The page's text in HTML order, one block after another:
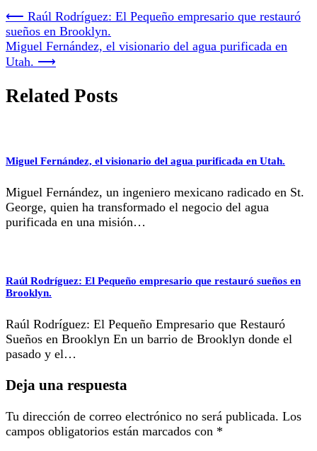
⟵ Raúl Rodríguez: El Pequeño empresario que restauró
sueños en Brooklyn.
Miguel Fernández, el visionario del agua purificada en
Utah. ⟶
Related Posts
Miguel Fernández, el visionario del agua purificada en Utah.
Miguel Fernández, un ingeniero mexicano radicado en St.
George, quien ha transformado el negocio del agua
purificada en una misión…
Raúl Rodríguez: El Pequeño empresario que restauró sueños en
Brooklyn.
Raúl Rodríguez: El Pequeño Empresario que Restauró
Sueños en Brooklyn En un barrio de Brooklyn donde el
pasado y el…
Deja una respuesta
Tu dirección de correo electrónico no será publicada. Los
campos obligatorios están marcados con *